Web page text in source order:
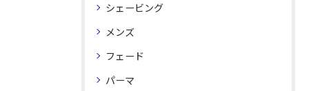
シェービング
メンズ
フェード
パーマ